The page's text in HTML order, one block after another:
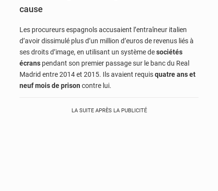
cause
Les procureurs espagnols accusaient l’entraîneur italien
d’avoir dissimulé plus d’un million d’euros de revenus liés à
ses droits d’image, en utilisant un système desociétés
écrans pendant son premier passage sur le banc du Real
Madrid entre 2014 et 2015. Ils avaient requisquatre ans et
neuf mois de prison contre lui.
LA SUITE APRÈS LA PUBLICITÉ